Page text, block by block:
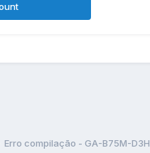
Erro compilação - GA-B75M-D3H